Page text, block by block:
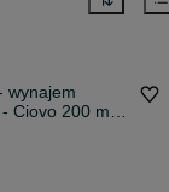
wynajem
Ciovo 200 m